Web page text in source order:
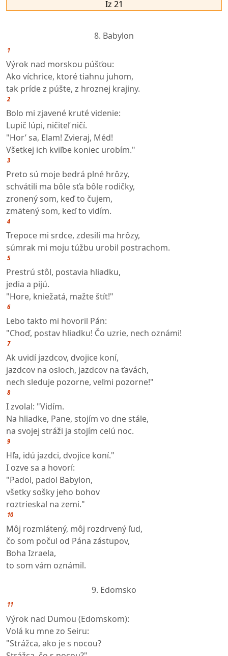
Iz 21
8. Babylon
1
Výrok nad morskou púšťou:
Ako víchrice, ktoré tiahnu juhom,
tak príde z púšte, z hroznej krajiny.
2
Bolo mi zjavené kruté videnie:
Lupič lúpi, ničiteľ ničí.
"Hor’ sa, Elam! Zvieraj, Méd!
Všetkej ich kviľbe koniec urobím."
3
Preto sú moje bedrá plné hrôzy,
schvátili ma bôle sťa bôle rodičky,
zronený som, keď to čujem,
zmätený som, keď to vidím.
4
Trepoce mi srdce, zdesili ma hrôzy,
súmrak mi moju túžbu urobil postrachom.
5
Prestrú stôl, postavia hliadku,
jedia a pijú.
"Hore, kniežatá, mažte štít!"
6
Lebo takto mi hovoril Pán:
"Choď, postav hliadku! Čo uzrie, nech oznámi!
7
Ak uvidí jazdcov, dvojice koní,
jazdcov na osloch, jazdcov na ťavách,
nech sleduje pozorne, veľmi pozorne!"
8
I zvolal: "Vidím.
Na hliadke, Pane, stojím vo dne stále,
na svojej stráži ja stojím celú noc.
9
Hľa, idú jazdci, dvojice koní."
I ozve sa a hovorí:
"Padol, padol Babylon,
všetky sošky jeho bohov
roztrieskal na zemi."
10
Môj rozmlátený, môj rozdrvený ľud,
čo som počul od Pána zástupov,
Boha Izraela,
to som vám oznámil.
9. Edomsko
11
Výrok nad Dumou (Edomskom):
Volá ku mne zo Seiru:
"Strážca, ako je s nocou?